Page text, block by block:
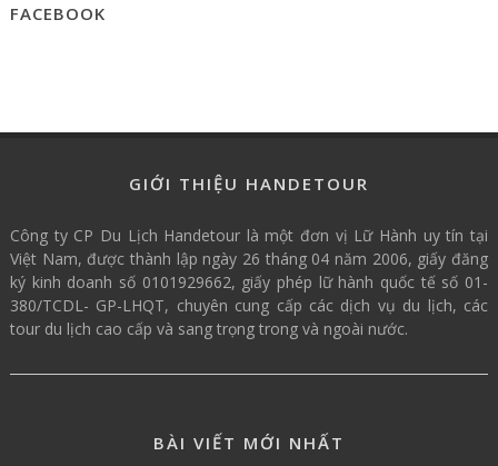
FACEBOOK
GIỚI THIỆU HANDETOUR
Công ty CP Du Lịch Handetour là một đơn vị Lữ Hành uy tín tại
Việt Nam, được thành lập ngày 26 tháng 04 năm 2006, giấy đăng
ký kinh doanh số 0101929662, giấy phép lữ hành quốc tế số 01-
380/TCDL- GP-LHQT, chuyên cung cấp các dịch vụ du lịch, các
tour du lịch cao cấp và sang trọng trong và ngoài nước.
BÀI VIẾT MỚI NHẤT